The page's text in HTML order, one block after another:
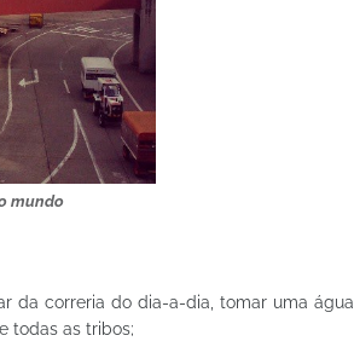
mundo
da correria do dia-a-dia, tomar uma água
todas as tribos;